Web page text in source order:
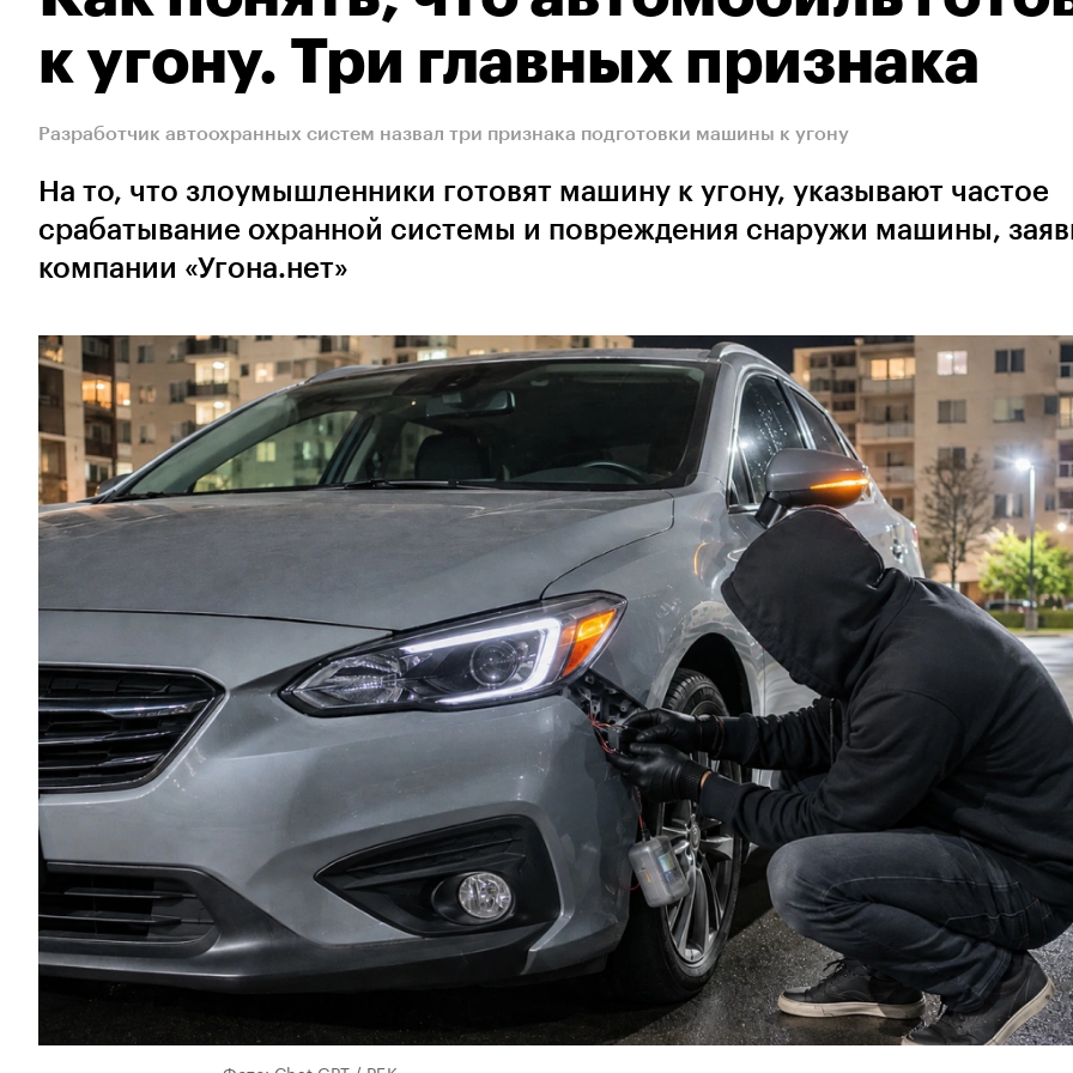
к угону. Три главных признака
Разработчик автоохранных систем назвал три признака подготовки машины к угону
На то, что злоумышленники готовят машину к угону, указывают частое
срабатывание охранной системы и повреждения снаружи машины,
компании «Угона.нет»